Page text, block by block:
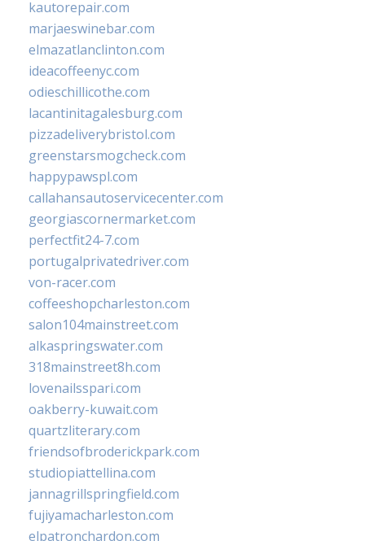
kautorepair.com
marjaeswinebar.com
elmazatlanclinton.com
ideacoffeenyc.com
odieschillicothe.com
lacantinitagalesburg.com
pizzadeliverybristol.com
greenstarsmogcheck.com
happypawspl.com
callahansautoservicecenter.com
georgiascornermarket.com
perfectfit24-7.com
portugalprivatedriver.com
von-racer.com
coffeeshopcharleston.com
salon104mainstreet.com
alkaspringswater.com
318mainstreet8h.com
lovenailsspari.com
oakberry-kuwait.com
quartzliterary.com
friendsofbroderickpark.com
studiopiattellina.com
jannagrillspringfield.com
fujiyamacharleston.com
elpatronchardon.com